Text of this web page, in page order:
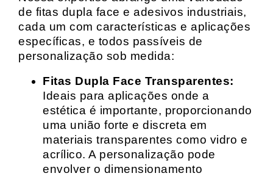
de fitas dupla face e adesivos industriais,
cada um com características e aplicações
específicas, e todos passíveis de
personalização sob medida:
Fitas Dupla Face Transparentes:
Ideais para aplicações onde a
estética é importante, proporcionando
uma união forte e discreta em
materiais transparentes como vidro e
acrílico. A personalização pode
envolver o dimensionamento